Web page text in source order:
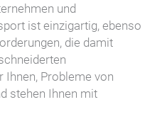
und
ist einzigartig, ebenso
die damit
Probleme von
stehen Ihnen mit